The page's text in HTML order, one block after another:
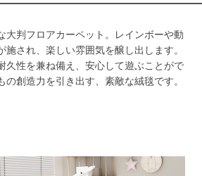
大判フロアカーペット。レインボーや動
され、楽しい雰囲気を醸し出します。
久性を兼ね備え、安心して遊ぶことがで
の創造力を引き出す、素敵な絨毯です。